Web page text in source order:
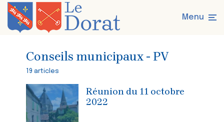
Menu
Conseils municipaux - PV
19 articles
Réunion du 11 octobre
2022